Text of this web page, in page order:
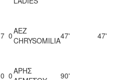
7 0AEZ
CHRYSOMILIA47' 47'
0 0ΑΡΗΣ
90'